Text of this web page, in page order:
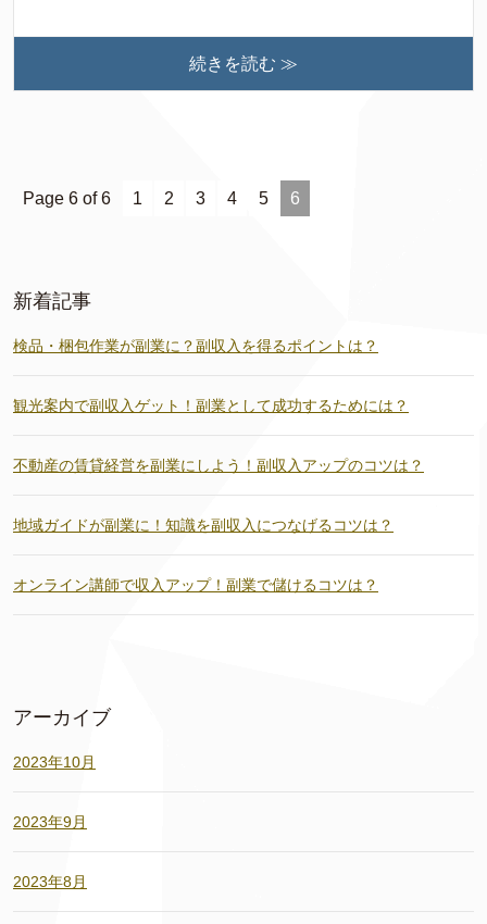
続きを読む ≫
Page 6 of 6 1 2 3 4 5 6
新着記事
検品・梱包作業が副業に？副収入を得るポイントは？
観光案内で副収入ゲット！副業として成功するためには？
不動産の賃貸経営を副業にしよう！副収入アップのコツは？
地域ガイドが副業に！知識を副収入につなげるコツは？
オンライン講師で収入アップ！副業で儲けるコツは？
アーカイブ
2023年10月
2023年9月
2023年8月